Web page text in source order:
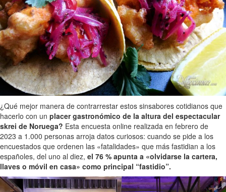
¿Qué mejor manera de contrarrestar estos sinsabores cotidianos que
hacerlo con un placer gastronómico de la altura del espectacular
skrei de Noruega? Esta encuesta online realizada en febrero de
2023 a 1.000 personas arroja datos curiosos: cuando se pide a los
encuestados que ordenen las «fatalidades» que más fastidian a los
españoles, del uno al diez, el 76 % apunta a «olvidarse la cartera,
llaves o móvil en casa» como principal “fastidio”.